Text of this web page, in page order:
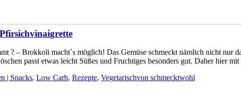
? – Brokkoli macht`s möglich! Das Gemüse schmeckt nämlich nicht nur
passt etwas leicht Süßes und Fruchtiges besonders gut. Daher hier
| Snacks, Low Carb, Rezepte, Vegetarischvon schmecktwohl